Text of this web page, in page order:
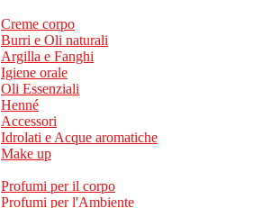
Creme corpo
Burri e Oli naturali
Argilla e Fanghi
Igiene orale
Oli Essenziali
Henné
Accessori
Idrolati e Acque aromatiche
Make up
Profumi per il corpo
Profumi per l'Ambiente